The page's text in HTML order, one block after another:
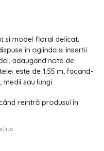
si model floral delicat.
in oglinda si insertii
adaugand note de
este de 1.55 m, facand-
sau lungi.
reintră produsul în